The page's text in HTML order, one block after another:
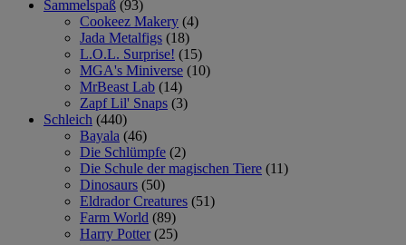
Sammelspaß (93)
Cookeez Makery (4)
Jada Metalfigs (18)
L.O.L. Surprise! (15)
MGA's Miniverse (10)
MrBeast Lab (14)
Zapf Lil' Snaps (3)
Schleich (440)
Bayala (46)
Die Schlümpfe (2)
Die Schule der magischen Tiere (11)
Dinosaurs (50)
Eldrador Creatures (51)
Farm World (89)
Harry Potter (25)